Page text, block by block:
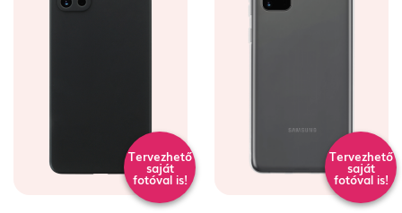
Tervezhető
saját
fotóval is!
Tervezhető
saját
fotóval is!